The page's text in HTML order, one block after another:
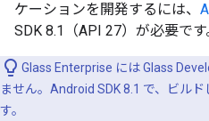
ケーションを開発するには、
SDK 8.1（API 27）が必要です
Glass Enterprise には Glass
ません。Android SDK 8.1 で、ビル
す。